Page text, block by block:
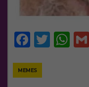
MEMES